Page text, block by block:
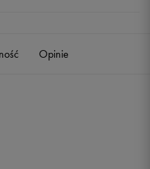
Opinie